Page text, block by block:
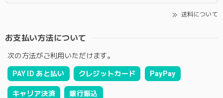
送料について
お支払い方法について
次の方法がご利用いただけます。
PAY ID あと払い クレジットカード PayPay
キャリア決済 銀行振込